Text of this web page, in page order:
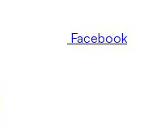
Facebook